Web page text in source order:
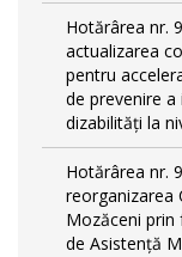
Hotărârea nr.
actualizarea
pentru
de prevenire
dizabilități la
Hotărârea nr.
reorganizarea
Mozăceni prin
de Asistență